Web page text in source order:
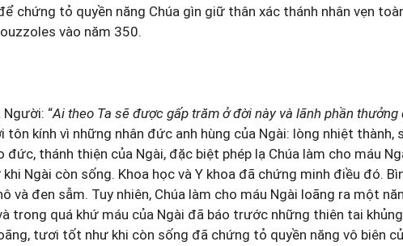
chứng tỏ quyền năng Chúa gìn giữ thân xác thánh nhân vẹn
vào năm 350.
“Ai theo Ta sẽ được gấp trăm ở đời này và lãnh phần thưởng
tôn kính vì những nhân đức anh hùng của Ngài: lòng nhiệt thành,
thánh thiện của Ngài, đặc biệt phép lạ Chúa làm cho máu
Ngài còn sống. Khoa học và Y khoa đã chứng minh điều đó.
và đen sẫm. Tuy nhiên, Chúa làm cho máu Ngài loãng ra một
trong quá khứ máu của Ngài đã báo trước những thiên tai
tươi tốt như khi còn sống đã chứng tỏ quyền năng vô biên